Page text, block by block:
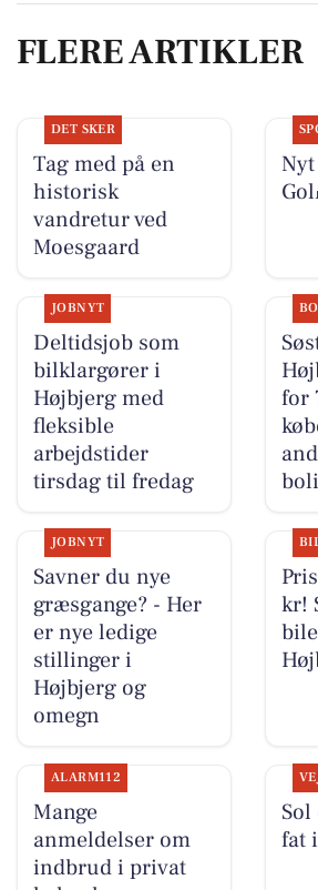
FLERE ARTIKLER
DET SKER
Tag med på en
historisk
vandretur ved
Moesgaard
Nyt
JOBNYT
Deltidsjob som
bilklargører i
Højbjerg med
fleksible
arbejdstider
tirsdag til fredag
for
JOBNYT
Savner du nye
græsgange? - Her
er nye ledige
stillinger i
Højbjerg og
omegn
kr!
ALARM112
Mange
anmeldelser om
indbrud i privat
fat